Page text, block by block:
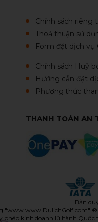
Chính sách riêng
Thoả thuận sử
Form đặt dịch vụ
Chính sách Huỷ
Hướng dẫn đặt
Phương thức
THANH TOÁN AN
Bản
"www.www.DulichGolf.com" ®
phép kinh doanh lữ hành Quốc